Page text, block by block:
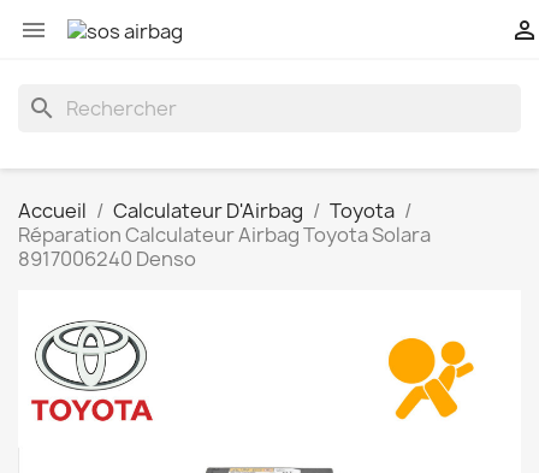
 
search
Accueil Calculateur D'Airbag
Toyota
Réparation Calculateur Airbag Toyota Solara
8917006240 Denso